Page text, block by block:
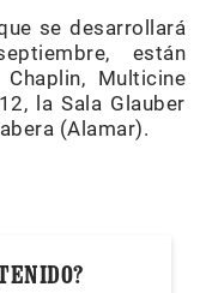
se desarrollará
están
Multicine
la Sala Glauber
(Alamar).